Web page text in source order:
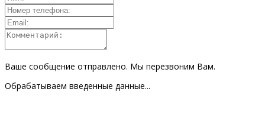
Ваше сообщение отправлено. Мы перезвоним Вам.
Обрабатываем введенные данные...